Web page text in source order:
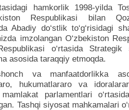
hamkorlik 1998-yilda
Respublikasi bilan
Abadiy do‘stlik to‘g‘risidagi
imzolangan O‘zbekiston
o‘rtasida Strategik
asosida taraqqiy etmoqda.
va manfaatdorlikka
hukumatlararo va
parlamentlari
Tashqi siyosat mahkamalari